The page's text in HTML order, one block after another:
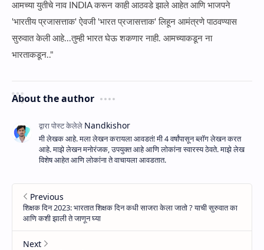
आमच्या युतीचे नाव INDIA करून काही आठवडे झाले आहेत आणि भाजपने
'भारतीय प्रजासत्ताक' ऐवजी 'भारत प्रजासत्ताक' लिहून आमंत्रणे पाठवण्यास
सुरुवात केली आहे...तुम्ही भारत घेऊ शकणार नाही. आमच्याकडून ना
भारताकडून.."
About the author
मी लेखक आहे. मला लेखन करायला आवडतं! मी 4 वर्षांपासून ब्लॉग लेखन करत
आहे. माझे लेखन मनोरंजक, उपयुक्त आहे आणि लोकांना स्वारस्य ठेवते. माझे लेख
विशेष आहेत आणि लोकांना ते वाचायला आवडतात.